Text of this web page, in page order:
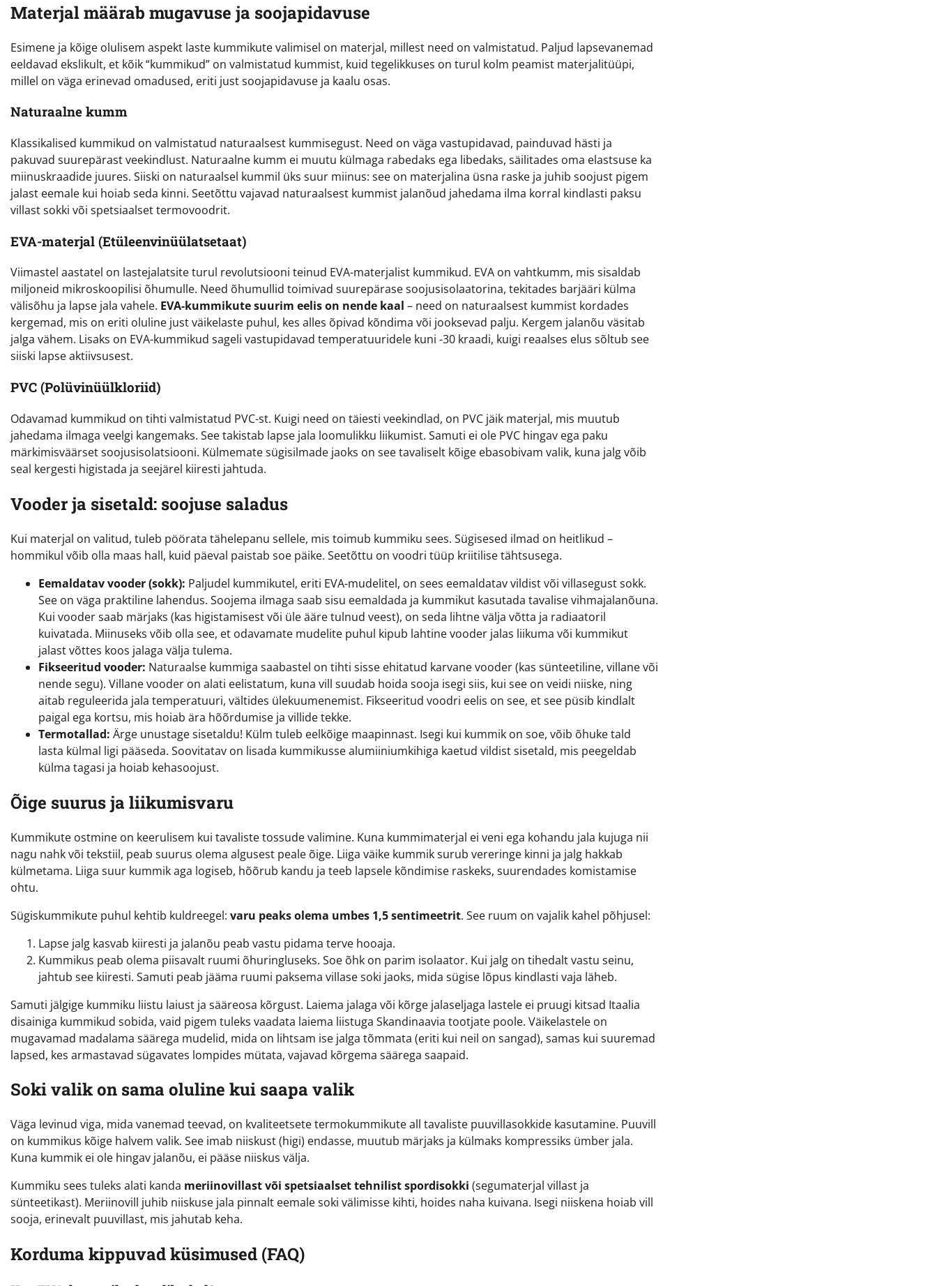
Materjal määrab mugavuse ja soojapidavuse
Esimene ja kõige olulisem aspekt laste kummikute valimisel on materjal, millest need on valmistatud. Paljud lapsevanemad
eeldavad ekslikult, et kõik “kummikud” on valmistatud kummist, kuid tegelikkuses on turul kolm peamist materjalitüüpi,
millel on väga erinevad omadused, eriti just soojapidavuse ja kaalu osas.
Naturaalne kumm
Klassikalised kummikud on valmistatud naturaalsest kummisegust. Need on väga vastupidavad, painduvad hästi ja
pakuvad suurepärast veekindlust. Naturaalne kumm ei muutu külmaga rabedaks ega libedaks, säilitades oma elastsuse ka
miinuskraadide juures. Siiski on naturaalsel kummil üks suur miinus: see on materjalina üsna raske ja juhib soojust pigem
jalast eemale kui hoiab seda kinni. Seetõttu vajavad naturaalsest kummist jalanõud jahedama ilma korral kindlasti paksu
villast sokki või spetsiaalset termovoodrit.
EVA-materjal (Etüleenvinüülatsetaat)
Viimastel aastatel on lastejalatsite turul revolutsiooni teinud EVA-materjalist kummikud. EVA on vahtkumm, mis sisaldab
miljoneid mikroskoopilisi õhumulle. Need õhumullid toimivad suurepärase soojusisolaatorina, tekitades barjääri külma
välisõhu ja lapse jala vahele. EVA-kummikute suurim eelis on nende kaal – need on naturaalsest kummist kordades
kergemad, mis on eriti oluline just väikelaste puhul, kes alles õpivad kõndima või jooksevad palju. Kergem jalanõu väsitab
jalga vähem. Lisaks on EVA-kummikud sageli vastupidavad temperatuuridele kuni -30 kraadi, kuigi reaalses elus sõltub see
siiski lapse aktiivsusest.
PVC (Polüvinüülkloriid)
Odavamad kummikud on tihti valmistatud PVC-st. Kuigi need on täiesti veekindlad, on PVC jäik materjal, mis muutub
jahedama ilmaga veelgi kangemaks. See takistab lapse jala loomulikku liikumist. Samuti ei ole PVC hingav ega paku
märkimisväärset soojusisolatsiooni. Külmemate sügisilmade jaoks on see tavaliselt kõige ebasobivam valik, kuna jalg võib
seal kergesti higistada ja seejärel kiiresti jahtuda.
Vooder ja sisetald: soojuse saladus
Kui materjal on valitud, tuleb pöörata tähelepanu sellele, mis toimub kummiku sees. Sügisesed ilmad on heitlikud –
hommikul võib olla maas hall, kuid päeval paistab soe päike. Seetõttu on voodri tüüp kriitilise tähtsusega.
Eemaldatav vooder (sokk): Paljudel kummikutel, eriti EVA-mudelitel, on sees eemaldatav vildist või villasegust sokk.
See on väga praktiline lahendus. Soojema ilmaga saab sisu eemaldada ja kummikut kasutada tavalise vihmajalanõuna.
Kui vooder saab märjaks (kas higistamisest või üle ääre tulnud veest), on seda lihtne välja võtta ja radiaatoril
kuivatada. Miinuseks võib olla see, et odavamate mudelite puhul kipub lahtine vooder jalas liikuma või kummikut
jalast võttes koos jalaga välja tulema.
Fikseeritud vooder: Naturaalse kummiga saabastel on tihti sisse ehitatud karvane vooder (kas sünteetiline, villane või
nende segu). Villane vooder on alati eelistatum, kuna vill suudab hoida sooja isegi siis, kui see on veidi niiske, ning
aitab reguleerida jala temperatuuri, vältides ülekuumenemist. Fikseeritud voodri eelis on see, et see püsib kindlalt
paigal ega kortsu, mis hoiab ära hõõrdumise ja villide tekke.
Termotallad: Ärge unustage sisetaldu! Külm tuleb eelkõige maapinnast. Isegi kui kummik on soe, võib õhuke tald
lasta külmal ligi pääseda. Soovitatav on lisada kummikusse alumiiniumkihiga kaetud vildist sisetald, mis peegeldab
külma tagasi ja hoiab kehasoojust.
Õige suurus ja liikumisvaru
Kummikute ostmine on keerulisem kui tavaliste tossude valimine. Kuna kummimaterjal ei veni ega kohandu jala kujuga nii
nagu nahk või tekstiil, peab suurus olema algusest peale õige. Liiga väike kummik surub vereringe kinni ja jalg hakkab
külmetama. Liiga suur kummik aga logiseb, hõõrub kandu ja teeb lapsele kõndimise raskeks, suurendades komistamise
ohtu.
Sügiskummikute puhul kehtib kuldreegel: varu peaks olema umbes 1,5 sentimeetrit. See ruum on vajalik kahel põhjusel:
Lapse jalg kasvab kiiresti ja jalanõu peab vastu pidama terve hooaja.
Kummikus peab olema piisavalt ruumi õhuringluseks. Soe õhk on parim isolaator. Kui jalg on tihedalt vastu seinu,
jahtub see kiiresti. Samuti peab jääma ruumi paksema villase soki jaoks, mida sügise lõpus kindlasti vaja läheb.
Samuti jälgige kummiku liistu laiust ja sääreosa kõrgust. Laiema jalaga või kõrge jalaseljaga lastele ei pruugi kitsad Itaalia
disainiga kummikud sobida, vaid pigem tuleks vaadata laiema liistuga Skandinaavia tootjate poole. Väikelastele on
mugavamad madalama säärega mudelid, mida on lihtsam ise jalga tõmmata (eriti kui neil on sangad), samas kui suuremad
lapsed, kes armastavad sügavates lompides mütata, vajavad kõrgema säärega saapaid.
Soki valik on sama oluline kui saapa valik
Väga levinud viga, mida vanemad teevad, on kvaliteetsete termokummikute all tavaliste puuvillasokkide kasutamine. Puuvill
on kummikus kõige halvem valik. See imab niiskust (higi) endasse, muutub märjaks ja külmaks kompressiks ümber jala.
Kuna kummik ei ole hingav jalanõu, ei pääse niiskus välja.
Kummiku sees tuleks alati kanda meriinovillast või spetsiaalset tehnilist spordisokki (segumaterjal villast ja
sünteetikast). Meriinovill juhib niiskuse jala pinnalt eemale soki välimisse kihti, hoides naha kuivana. Isegi niiskena hoiab vill
sooja, erinevalt puuvillast, mis jahutab keha.
Korduma kippuvad küsimused (FAQ)